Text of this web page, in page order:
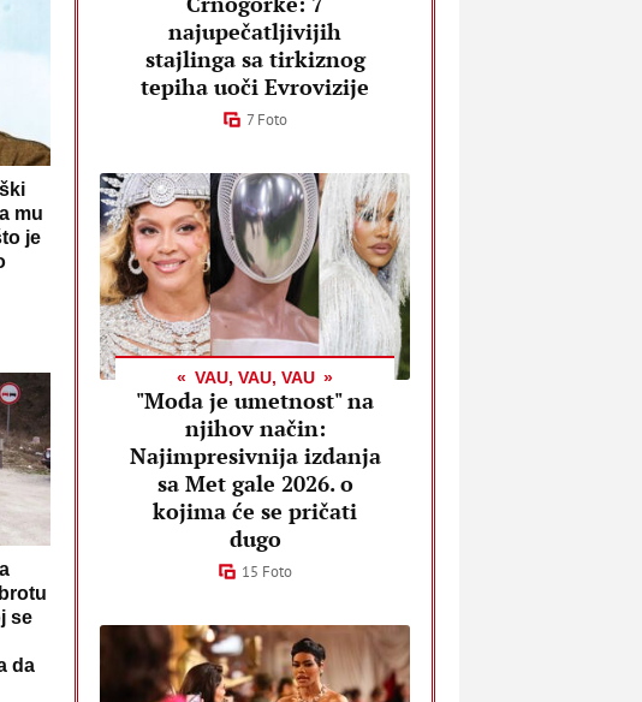
mu
je
se
da
najupečatljivijih
stajlinga sa tirkiznog
tepiha uoči Evrovizije
7 Foto
VAU, VAU, VAU
"Moda je umetnost" na
njihov način:
Najimpresivnija izdanja
sa Met gale 2026. o
kojima će se pričati
dugo
15 Foto